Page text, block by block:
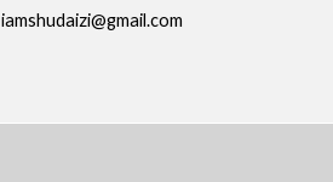
iamshudaizi@gmail.com